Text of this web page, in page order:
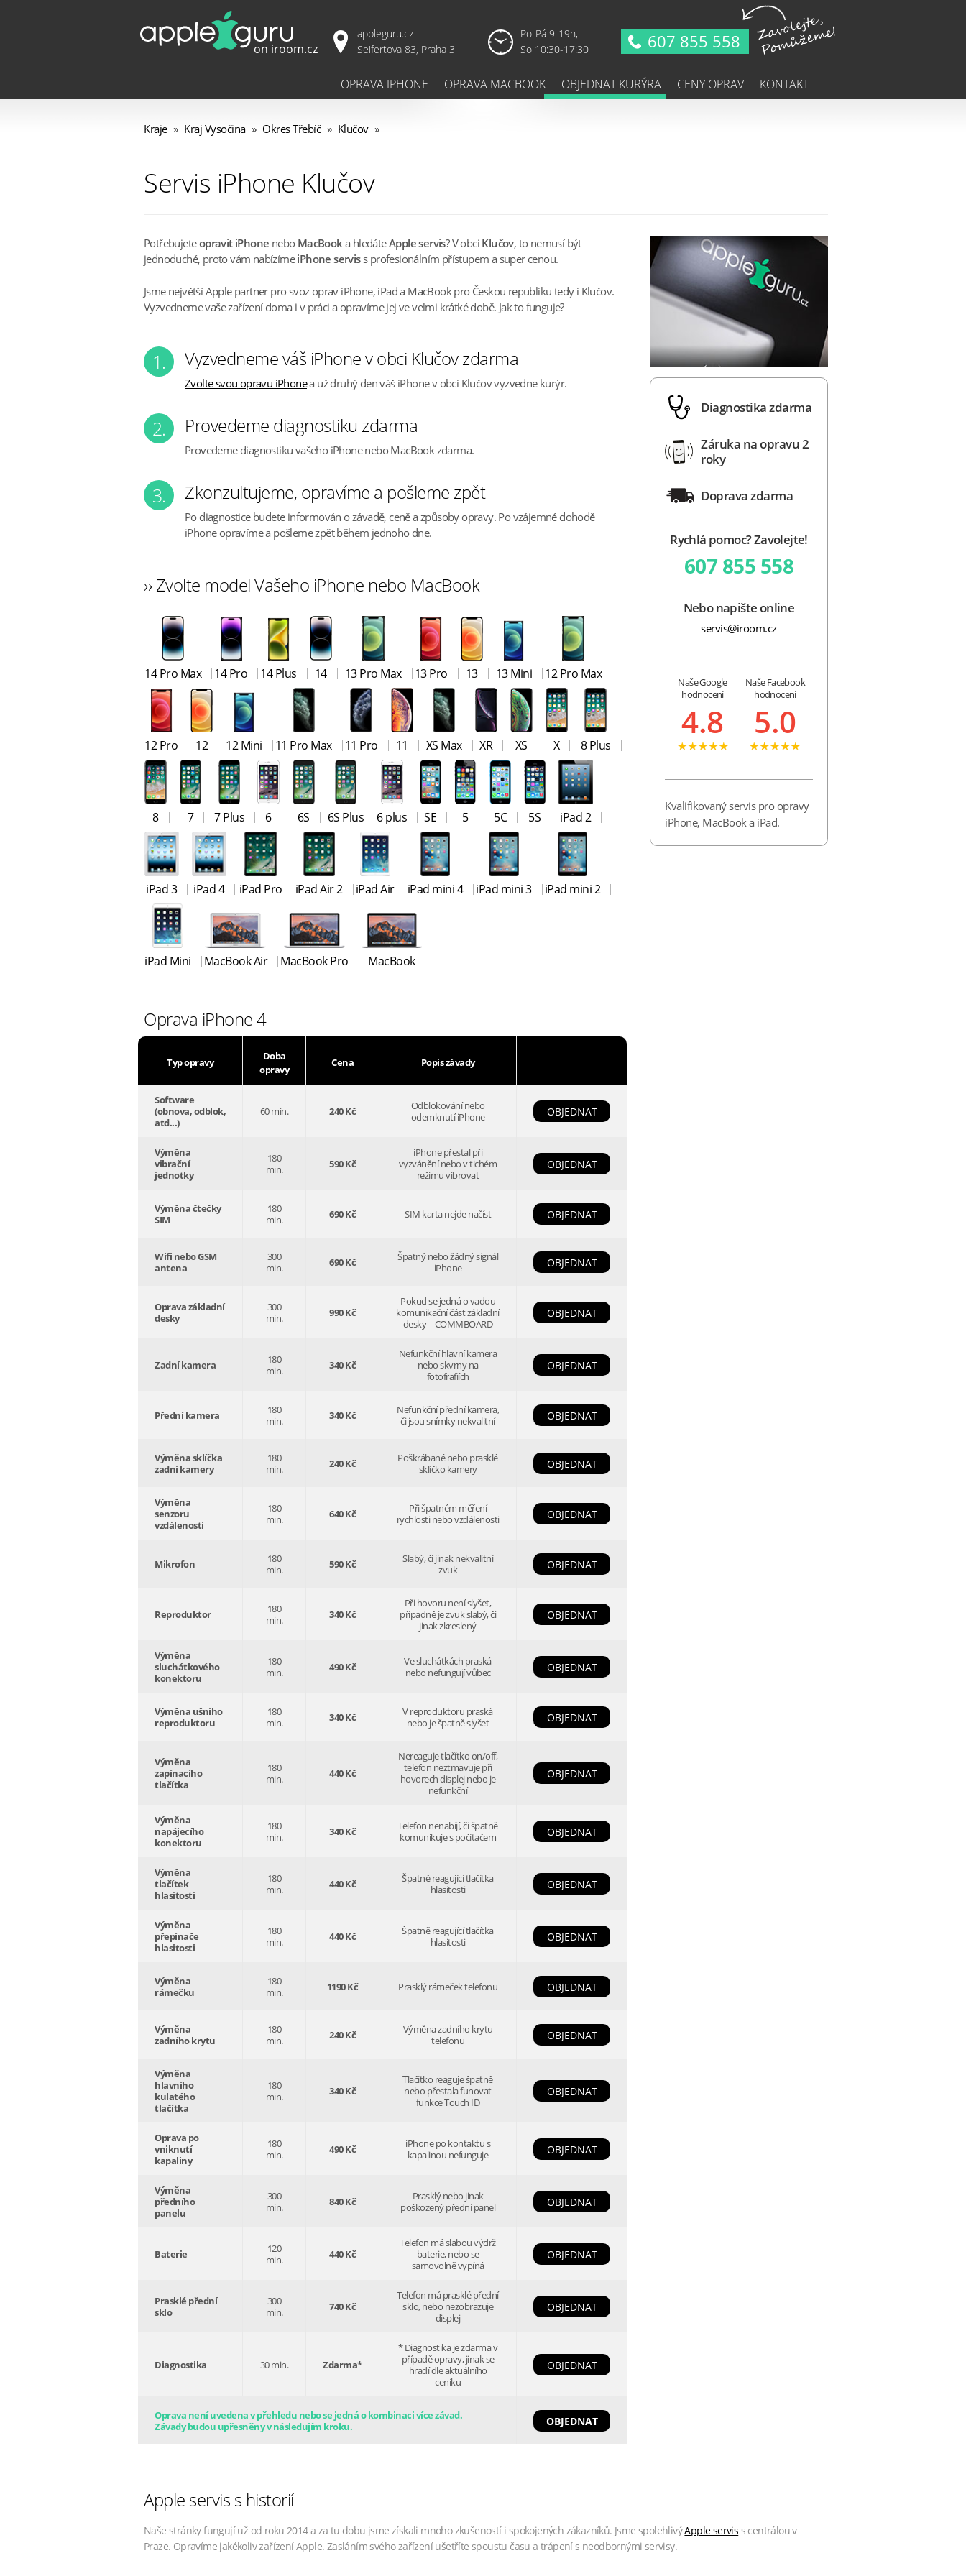
appleguru.cz
Seifertova 83, Praha 3
Po-Pá 9-19h,
So 10:30-17:30
607 855 558
OPRAVA IPHONE OPRAVA MACBOOK OBJEDNAT KURÝRA CENY OPRAV KONTAKT
Kraje » Kraj Vysočina » Okres Třebíč » Klučov »
Servis iPhone Klučov
Potřebujeteopravit iPhone neboMacBooka hledáteApple servis? V obciKlučov, to nemusí být
jednoduché, proto vám nabízímeiPhone serviss profesionálním přístupem a super cenou.
Jsme největší Apple partner pro svoz oprav iPhone, iPad a MacBook pro Českou republiku tedy i Klučov.
Vyzvedneme vaše zařízení doma i v práci a opravíme jej ve velmi krátké době. Jak to funguje?
1. Vyzvedneme váš iPhone v obci Klučov zdarma
Zvolte svou opravu iPhonea už druhý den váš iPhone v obci Klučov vyzvedne kurýr.
2. Provedeme diagnostiku zdarma
Provedeme diagnostiku vašeho iPhone nebo MacBook zdarma.
3. Zkonzultujeme, opravíme a pošleme zpět
Po diagnostice budete informován o závadě, ceně a způsoby opravy. Po vzájemné dohodě
iPhone opravíme a pošleme zpět během jednoho dne.
›› Zvolte model Vašeho iPhone nebo MacBook
14 Pro Max 14 Pro 14 Plus 14 13 Pro Max 13 Pro 13 13 Mini 12 Pro Max
12 Pro 12 12 Mini 11 Pro Max 11 Pro 11 XS Max XR XS X 8 Plus
8 7 7 Plus 6 6S 6S Plus 6 plus SE 5 5C 5S iPad 2
iPad 3 iPad 4 iPad Pro iPad Air 2 iPad Air iPad mini 4 iPad mini 3 iPad mini 2
iPad Mini MacBook Air MacBook Pro MacBook
Oprava iPhone 4
Typ opravy
Doba
opravy
Cena Popis závady
Software
(obnova, odblok,
atd...)
60 min. 240 Kč
Odblokování nebo
odemknutí iPhone
OBJEDNAT
Výměna
vibrační
jednotky
180
min.
590 Kč
iPhone přestal při
vyzvánění nebo v tichém
režimu vibrovat
OBJEDNAT
Výměna čtečky
SIM
180
min.
690 Kč SIM karta nejde načíst OBJEDNAT
Wifi nebo GSM
antena
300
min.
690 Kč
Špatný nebo žádný signál
iPhone
OBJEDNAT
Oprava základní
desky
300
min.
990 Kč
Pokud se jedná o vadou
komunikační část základní
desky – COMMBOARD
OBJEDNAT
Zadní kamera
180
min.
340 Kč
Nefunkční hlavní kamera
nebo skvrny na
fotofrafiích
OBJEDNAT
Přední kamera
180
min.
340 Kč
Nefunkční přední kamera,
či jsou snímky nekvalitní
OBJEDNAT
Výměna sklíčka
zadní kamery
180
min.
240 Kč
Poškrábané nebo prasklé
sklíčko kamery
OBJEDNAT
Výměna
senzoru
vzdálenosti
180
min.
640 Kč
Při špatném měření
rychlosti nebo vzdálenosti
OBJEDNAT
Mikrofon
180
min.
590 Kč
Slabý, či jinak nekvalitní
zvuk
OBJEDNAT
Reproduktor
180
min.
340 Kč
Při hovoru není slyšet,
případně je zvuk slabý, či
jinak zkreslený
OBJEDNAT
Výměna
sluchátkového
konektoru
180
min.
490 Kč
Ve sluchátkách praská
nebo nefungují vůbec
OBJEDNAT
Výměna ušního
reproduktoru
180
min.
340 Kč
V reproduktoru praská
nebo je špatně slyšet
OBJEDNAT
Výměna
zapínacího
tlačítka
180
min.
440 Kč
Nereaguje tlačítko on/off,
telefon neztmavuje při
hovorech displej nebo je
nefunkční
OBJEDNAT
Výměna
napájecího
konektoru
180
min.
340 Kč
Telefon nenabijí, či špatně
komunikuje s počítačem
OBJEDNAT
Výměna
tlačítek
hlasitosti
180
min.
440 Kč
Špatně reagující tlačítka
hlasitosti
OBJEDNAT
Výměna
přepínače
hlasitosti
180
min.
440 Kč
Špatně reagující tlačítka
hlasitosti
OBJEDNAT
Výměna
rámečku
180
min.
1190 Kč Prasklý rámeček telefonu OBJEDNAT
Výměna
zadního krytu
180
min.
240 Kč
Výměna zadního krytu
telefonu
OBJEDNAT
Výměna
hlavního
kulatého
tlačítka
180
min.
340 Kč
Tlačítko reaguje špatně
nebo přestala funovat
funkce Touch ID
OBJEDNAT
Oprava po
vniknutí
kapaliny
180
min.
490 Kč
iPhone po kontaktu s
kapalinou nefunguje
OBJEDNAT
Výměna
předního
panelu
300
min.
840 Kč
Prasklý nebo jinak
poškozený přední panel
OBJEDNAT
Baterie
120
min.
440 Kč
Telefon má slabou výdrž
baterie, nebo se
samovolně vypíná
OBJEDNAT
Prasklé přední
sklo
300
min.
740 Kč
Telefon má prasklé přední
sklo, nebo nezobrazuje
displej
OBJEDNAT
Diagnostika 30 min. Zdarma*
* Diagnostika je zdarma v
případě opravy, jinak se
hradí dle aktuálního
ceníku
OBJEDNAT
Oprava není uvedena v přehledu nebo se jedná o kombinaci více závad.
Závady budou upřesněny v následujím kroku.
OBJEDNAT
Diagnostika zdarma
Záruka na opravu 2
roky
Doprava zdarma
Rychlá pomoc? Zavolejte!
607 855 558
Nebo napište online
servis@iroom.cz
Naše Google
hodnocení
4.8
Naše Facebook
hodnocení
5.0
Kvalifikovaný servis pro opravy
iPhone, MacBook a iPad.
Apple servis s historií
Naše stránky fungují už od roku 2014 a za tu dobu jsme získali mnoho zkušeností i spokojených zákazníků. Jsme spolehlivýApple servis s centrálou v
Praze. Opravíme jakékoliv zařízení Apple. Zasláním svého zařízení ušetříte spoustu času a trápení s neodbornými servisy.